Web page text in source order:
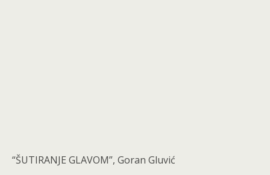
“ŠUTIRANJE GLAVOM”, Goran Gluvić